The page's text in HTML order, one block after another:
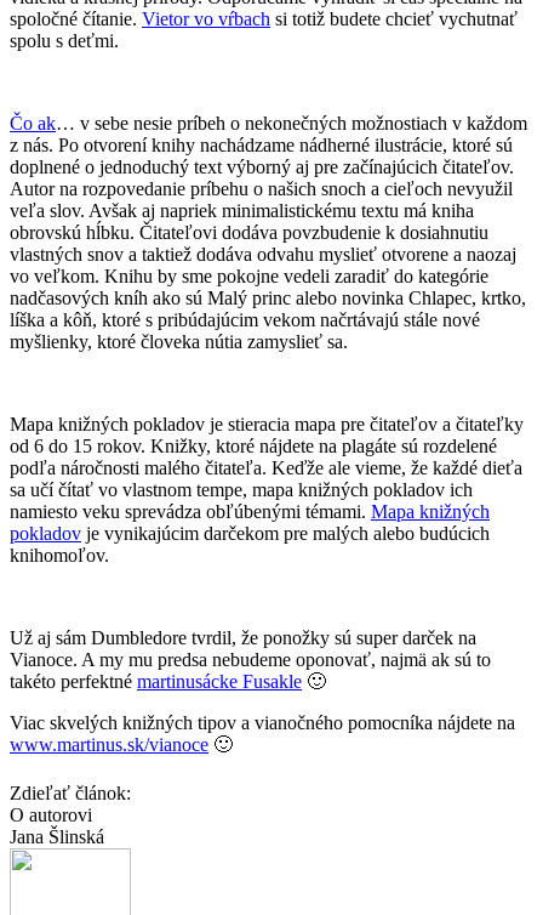
spoločné čítanie. Vietor vo vŕbach si totiž budete chcieť vychutnať
spolu s deťmi.
Čo ak… v sebe nesie príbeh o nekonečných možnostiach v každom
z nás. Po otvorení knihy nachádzame nádherné ilustrácie, ktoré sú
doplnené o jednoduchý text výborný aj pre začínajúcich čitateľov.
Autor na rozpovedanie príbehu o našich snoch a cieľoch nevyužil
veľa slov. Avšak aj napriek minimalistickému textu má kniha
obrovskú hĺbku. Čitateľovi dodáva povzbudenie k dosiahnutiu
vlastných snov a taktiež dodáva odvahu myslieť otvorene a naozaj
vo veľkom. Knihu by sme pokojne vedeli zaradiť do kategórie
nadčasových kníh ako sú Malý princ alebo novinka Chlapec, krtko,
líška a kôň, ktoré s pribúdajúcim vekom načrtávajú stále nové
myšlienky, ktoré človeka nútia zamyslieť sa.
Mapa knižných pokladov je stieracia mapa pre čitateľov a čitateľky
od 6 do 15 rokov. Knižky, ktoré nájdete na plagáte sú rozdelené
podľa náročnosti malého čitateľa. Keďže ale vieme, že každé dieťa
sa učí čítať vo vlastnom tempe, mapa knižných pokladov ich
namiesto veku sprevádza obľúbenými témami. Mapa knižných
pokladov je vynikajúcim darčekom pre malých alebo budúcich
knihomoľov.
Už aj sám Dumbledore tvrdil, že ponožky sú super darček na
Vianoce. A my mu predsa nebudeme oponovať, najmä ak sú to
takéto perfektné martinusácke Fusakle 🙂
Viac skvelých knižných tipov a vianočného pomocníka nájdete na
www.martinus.sk/vianoce 🙂
Zdieľať článok:
O autorovi
Jana Šlinská